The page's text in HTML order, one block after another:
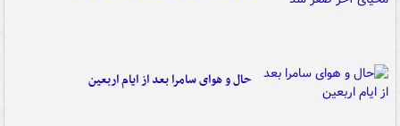
حال و هوای سامرا بعد از ایام اربعین